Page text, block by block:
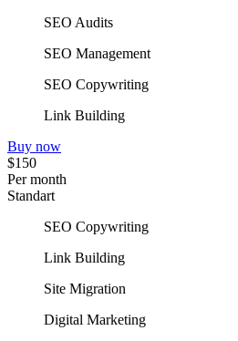
SEO Audits
SEO Management
SEO Copywriting
Link Building
Buy now
$150
Per month
Standart
SEO Copywriting
Link Building
Site Migration
Digital Marketing